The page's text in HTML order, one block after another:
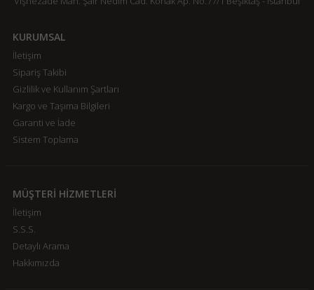
KURUMSAL
İletişim
Sipariş Takibi
Gizlilik ve Kullanım Şartları
Kargo ve Taşıma Bilgileri
Garanti ve İade
Sistem Toplama
MÜŞTERİ HİZMETLERİ
İletişim
S.S.S.
Detaylı Arama
Hakkımızda